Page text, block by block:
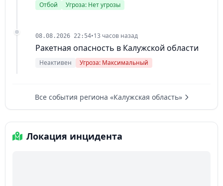
Отбой Угроза: Нет угрозы
08.08.2026 22:54•13 часов назад
Ракетная опасность в Калужской области
Неактивен Угроза: Максимальный
Все события региона «Калужская область»
Локация инцидента